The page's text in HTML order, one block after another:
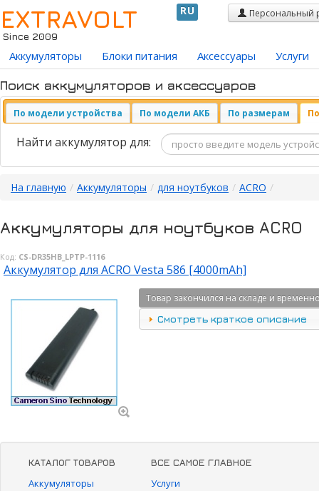
EXTRAVOLT
Since 2009
RU Персональный
Аккумуляторы Блоки питания Аксессуары Услуги
Поиск аккумуляторов и аксессуаров
По модели устройства По модели АКБ По размерам
Найти аккумулятор для:
На главную / Аккумуляторы / для ноутбуков / ACRO /
Аккумуляторы для ноутбуков ACRO
Код: CS-DR35HB_LPTP-1116
Аккумулятор для ACRO Vesta 586 [4000mAh]
Товар закончился на складе и
Смотреть краткое описание
КАТАЛОГ ТОВАРОВ
Аккумуляторы
ВСЕ САМОЕ ГЛАВНОЕ
Услуги